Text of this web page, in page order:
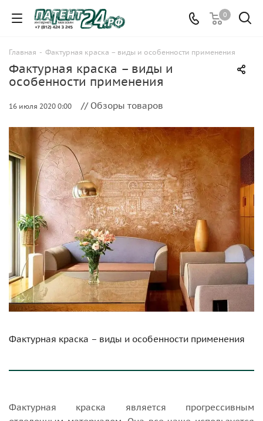
0
Главная - Фактурная краска – виды и особенности применения
Фактурная краска – виды и
особенности применения
16 июля 2020 0:00 // Обзоры товаров
Фактурная краска – виды и особенности применения
Фактурная краска является прогрессивным